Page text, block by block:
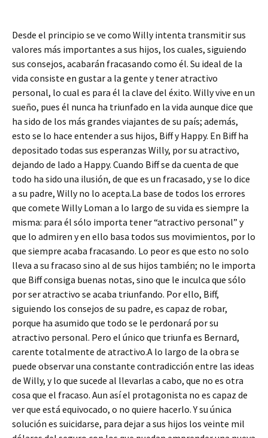
Desde el principio se ve como Willy intenta transmitir sus
valores más importantes a sus hijos, los cuales, siguiendo
sus consejos, acabarán fracasando como él. Su ideal de la
vida consiste en gustar a la gente y tener atractivo
personal, lo cual es para él la clave del éxito. Willy vive en un
sueño, pues él nunca ha triunfado en la vida aunque dice que
ha sido de los más grandes viajantes de su país; además,
esto se lo hace entender a sus hijos, Biff y Happy. En Biff ha
depositado todas sus esperanzas Willy, por su atractivo,
dejando de lado a Happy. Cuando Biff se da cuenta de que
todo ha sido una ilusión, de que es un fracasado, y se lo dice
a su padre, Willy no lo acepta.La base de todos los errores
que comete Willy Loman a lo largo de su vida es siempre la
misma: para él sólo importa tener “atractivo personal” y
que lo admiren y en ello basa todos sus movimientos, por lo
que siempre acaba fracasando. Lo peor es que esto no solo
lleva a su fracaso sino al de sus hijos también; no le importa
que Biff consiga buenas notas, sino que le inculca que sólo
por ser atractivo se acaba triunfando. Por ello, Biff,
siguiendo los consejos de su padre, es capaz de robar,
porque ha asumido que todo se le perdonará por su
atractivo personal. Pero el único que triunfa es Bernard,
carente totalmente de atractivo.A lo largo de la obra se
puede observar una constante contradicción entre las ideas
de Willy, y lo que sucede al llevarlas a cabo, que no es otra
cosa que el fracaso. Aun así el protagonista no es capaz de
ver que está equivocado, o no quiere hacerlo. Y su única
solución es suicidarse, para dejar a sus hijos los veinte mil